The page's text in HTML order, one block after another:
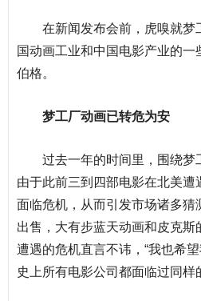
在新闻发布会前，虎嗅就梦
国动画工业和中国电影产业的
伯格。
梦工厂动画已转危为安
过去一年的时间里，围绕梦
由于此前三到四部电影在北美
面临危机，从而引发市场诸多猜
出售，大有步蓝天动画和皮克
遭遇的危机直言不讳，“我也希
史上所有电影公司都面临过同样